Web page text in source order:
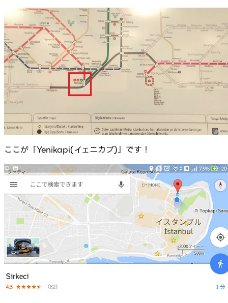
ここが「Yenikapi(イェニカプ)」です！